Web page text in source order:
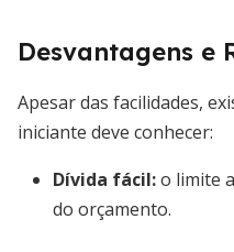
Desvantagens e
Apesar das facilidades,
iniciante deve conhecer:
Dívida fácil:o limite
do orçamento.